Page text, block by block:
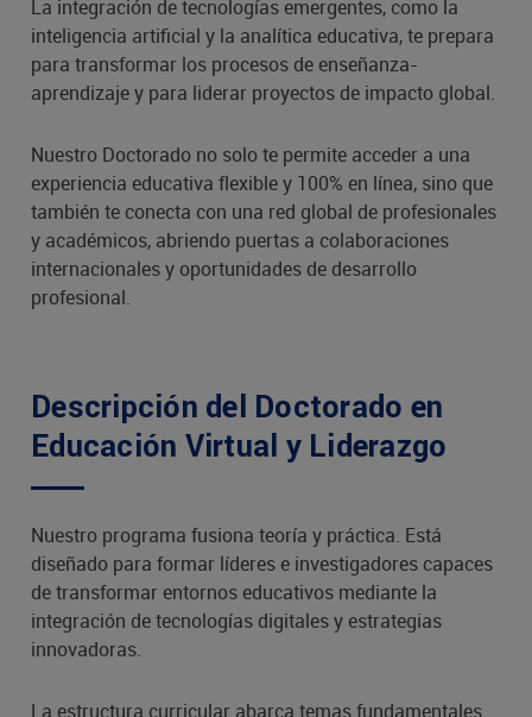
La integración de tecnologías emergentes, como la
inteligencia artificial y la analítica educativa, te prepara
para transformar los procesos de enseñanza-
aprendizaje y para liderar proyectos de impacto global.
Nuestro Doctorado no solo te permite acceder a una
experiencia educativa flexible y 100% en línea, sino que
también te conecta con una red global de profesionales
y académicos, abriendo puertas a colaboraciones
internacionales y oportunidades de desarrollo
profesional.
Descripción del Doctorado en
Educación Virtual y Liderazgo
Nuestro programa fusiona teoría y práctica. Está
diseñado para formar líderes e investigadores capaces
de transformar entornos educativos mediante la
integración de tecnologías digitales y estrategias
innovadoras.
La estructura curricular abarca temas fundamentales